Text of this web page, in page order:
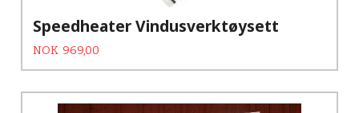
Speedheater Vindusverktøysett
Tilbud
NOK 969,00Rabatt